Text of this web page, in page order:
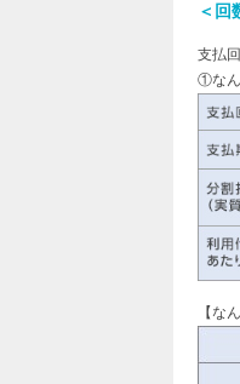
＜回
支払
①なん
【な